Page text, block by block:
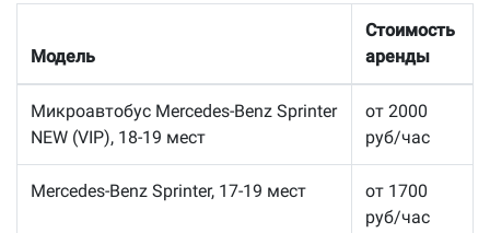
Модель
Стоимость
аренды
Микроавтобус Mercedes-Benz Sprinter
NEW (VIP), 18-19 мест
от 2000
руб/час
Mercedes-Benz Sprinter, 17-19 мест
от 1700
руб/час